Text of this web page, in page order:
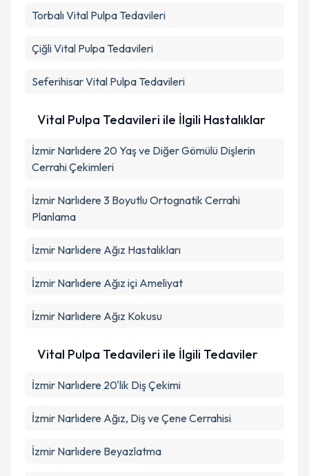
TorbalıVital Pulpa Tedavileri
ÇiğliVital Pulpa Tedavileri
SeferihisarVital Pulpa Tedavileri
Vital Pulpa Tedavileri ile İlgili Hastalıklar
İzmir Narlıdere 20 Yaş ve Diğer Gömülü Dişlerin
Cerrahi Çekimleri
İzmir Narlıdere 3 Boyutlu Ortognatik Cerrahi
Planlama
İzmir Narlıdere Ağız Hastalıkları
İzmir Narlıdere Ağız içi Ameliyat
İzmir Narlıdere Ağız Kokusu
Vital Pulpa Tedavileri ile İlgili Tedaviler
İzmir Narlıdere 20'lik Diş Çekimi
İzmir Narlıdere Ağız, Diş ve Çene Cerrahisi
İzmir Narlıdere Beyazlatma